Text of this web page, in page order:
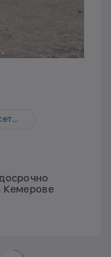
Кемерове